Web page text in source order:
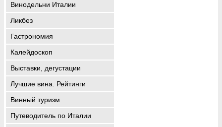
Винодельни Италии
Ликбез
Гастрономия
Калейдоскоп
Выставки, дегустации
Лучшие вина. Рейтинги
Винный туризм
Путеводитель по Италии